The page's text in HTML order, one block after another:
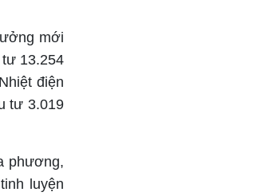
mới
13.254
điện
tư 3.019
phương,
luyện